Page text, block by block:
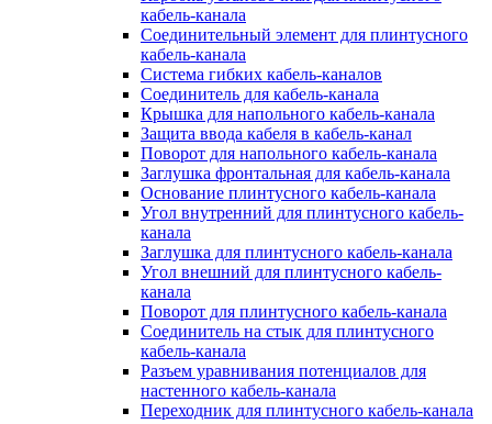
кабель-канала
Соединительный элемент для плинтусного
кабель-канала
Система гибких кабель-каналов
Соединитель для кабель-канала
Крышка для напольного кабель-канала
Защита ввода кабеля в кабель-канал
Поворот для напольного кабель-канала
Заглушка фронтальная для кабель-канала
Основание плинтусного кабель-канала
Угол внутренний для плинтусного кабель-
канала
Заглушка для плинтусного кабель-канала
Угол внешний для плинтусного кабель-
канала
Поворот для плинтусного кабель-канала
Соединитель на стык для плинтусного
кабель-канала
Разъем уравнивания потенциалов для
настенного кабель-канала
Переходник для плинтусного кабель-канала